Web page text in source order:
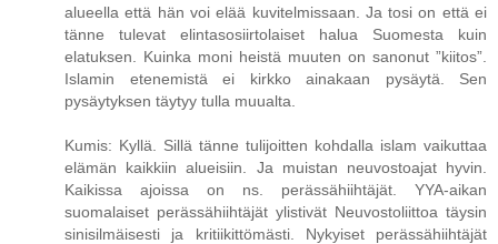
alueella että hän voi elää kuvitelmissaan. Ja tosi on että ei
tänne tulevat elintasosiirtolaiset halua Suomesta kuin
elatuksen. Kuinka moni heistä muuten on sanonut ”kiitos”.
Islamin etenemistä ei kirkko ainakaan pysäytä. Sen
pysäytyksen täytyy tulla muualta.
Kumis: Kyllä. Sillä tänne tulijoitten kohdalla islam vaikuttaa
elämän kaikkiin alueisiin. Ja muistan neuvostoajat hyvin.
Kaikissa ajoissa on ns. perässähiihtäjät. YYA-aikan
suomalaiset perässähiihtäjät ylistivät Neuvostoliittoa täysin
sinisilmäisesti ja kritiikittömästi. Nykyiset perässähiihtäjät